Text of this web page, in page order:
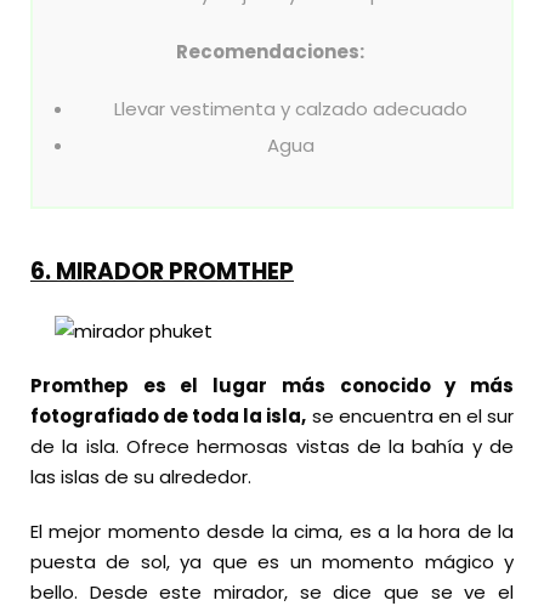
Recomendaciones:
Llevar vestimenta y calzado adecuado
Agua
6.MIRADOR PROMTHEP
Promthep es el lugar más conocido y más
fotografiado de toda la isla, se encuentra en el sur
de la isla. Ofrece hermosas vistas de la bahía y de
las islas de su alrededor.
El mejor momento desde la cima, es a la hora de la
puesta de sol, ya que es un momento mágico y
bello. Desde este mirador, se dice que se ve el